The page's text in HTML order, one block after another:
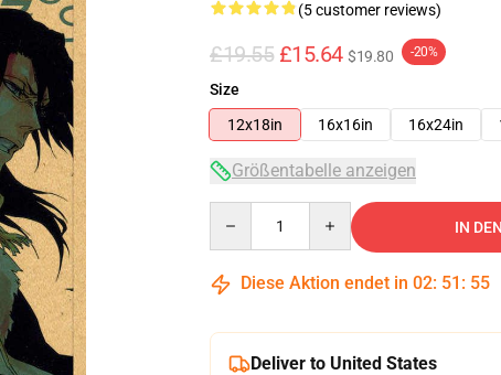
(5 customer reviews)
£19.55 £15.64 $19.80 -20%
Size
12x18in
16x16in 16x24in
Größentabelle anzeigen
IN
Diese Aktion endet in 02: 51 : 54
Deliver to United States